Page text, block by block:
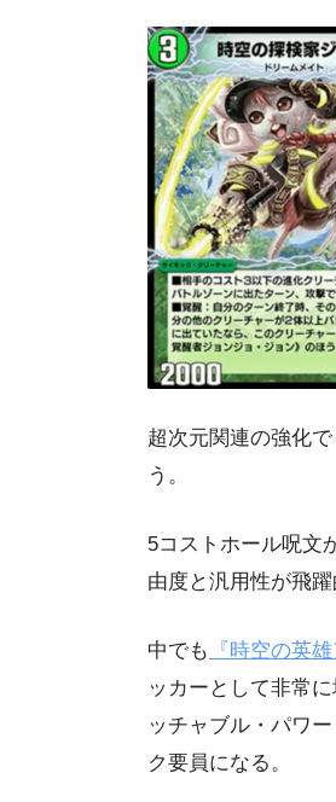
超次元関連の強化
う。
5コストホール呪文
由度と汎用性が飛躍
中でも 『時空の英
ッカーとして非常
ッチャブル・パワ
ク要員になる。